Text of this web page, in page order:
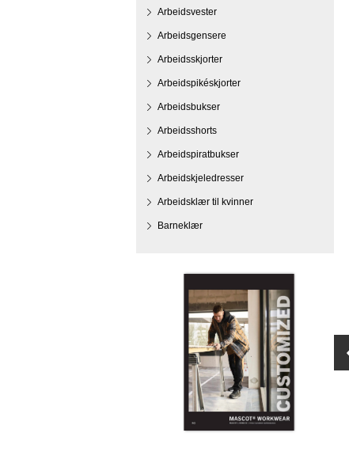
Arbeidsvester
Arbeidsgensere
Arbeidsskjorter
Arbeidspikéskjorter
Arbeidsbukser
Arbeidsshorts
Arbeidspiratbukser
Arbeidskjeledresser
Arbeidsklær til kvinner
Barneklær